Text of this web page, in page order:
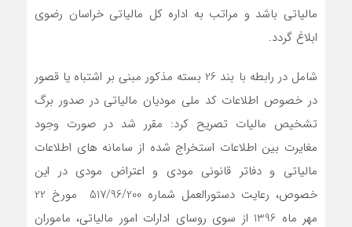
مالیاتی باشد و مراتب به اداره کل مالیاتی خراسان رضوی
ابلاغ گردد.
شامل در رابطه با بند 26 بسته مذکور مبنی بر اشتباه یا قصور
در خصوص اطلاعات کد ملی مودیان مالیاتی در صدور برگ
تشخیص مالیات تصریح کرد: مقرر شد در صورت وجود
مغایرت بین اطلاعات استخراج شده از سامانه های اطلاعات
مالیاتی و دفاتر قانونی مودی و اعتراض مودی در این
خصوص، رعایت دستورالعمل شماره 517/96/200 مورخ 22
مهر ماه 1396 از سوی روسای ادارات امور مالیاتی، ماموران